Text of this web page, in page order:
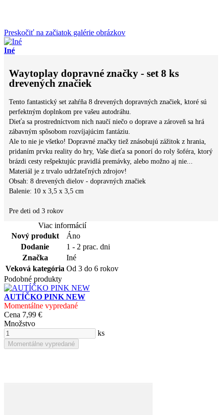
Preskočiť na začiatok galérie obrázkov
Iné
Waytoplay dopravné značky - set 8 ks
drevených značiek
Tento fantastický set zahŕňa 8 drevených dopravných značiek, ktoré sú
perfektným doplnkom pre vašeu autodráhu.
Dieťa sa prostredníctvom nich naučí niečo o doprave a zároveň sa hrá
zábavným spôsobom rozvíjajúcim fantáziu.
Ale to nie je všetko! Dopravné značky tiež znásobujú zážitok z hrania,
pridaním prvku reality do hry, Vaše dieťa sa ponorí do roly šoféra, ktorý
brázdi cesty rešpektujúc pravidlá premávky, alebo možno aj nie...
Materiál je z trvalo udržateľných zdrojov!
Obsah: 8 drevených dielov - dopravných značiek
Balenie: 10 x 3,5 x 3,5 cm
Pre deti od 3 rokov
Viac informácií
Nový produkt
Áno
Dodanie
1 - 2 prac. dni
Značka
Iné
Veková kategória Od 3 do 6 rokov
Podobné produkty
AUTÍČKO PINK NEW
Momentálne vypredané
Cena 7,99 €
Množstvo
ks
Momentálne vypredané